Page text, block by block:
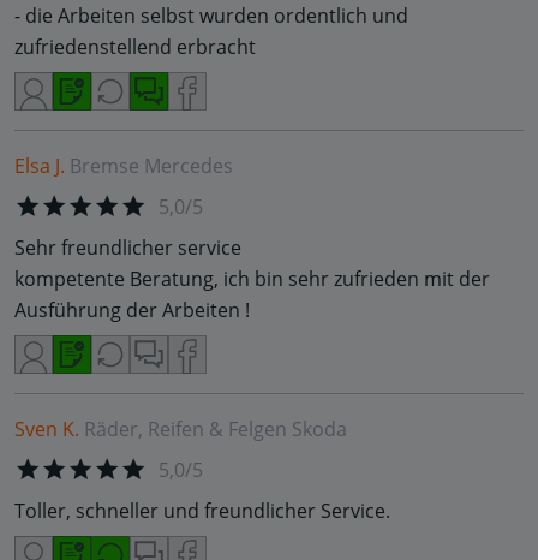
- die Arbeiten selbst wurden ordentlich und
zufriedenstellend erbracht
Elsa J. Bremse Mercedes
5,0/5
Sehr freundlicher service
kompetente Beratung, ich bin sehr zufrieden mit der
Ausführung der Arbeiten !
Sven K. Räder, Reifen & Felgen Skoda
5,0/5
Toller, schneller und freundlicher Service.